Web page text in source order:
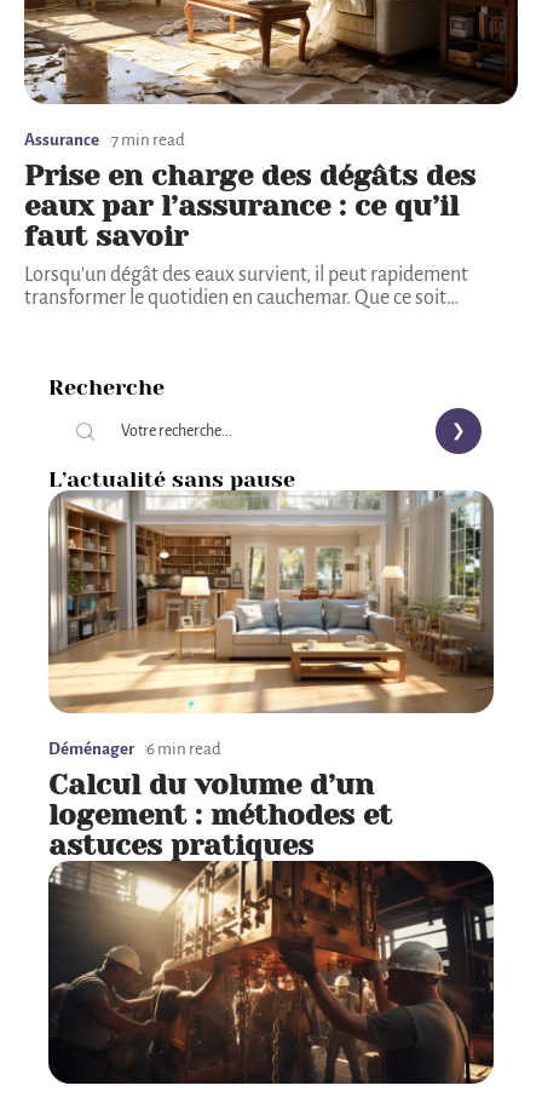
Assurance 7 min read
Prise en charge des dégâts des
eaux par l’assurance : ce qu’il
faut savoir
Lorsqu'un dégât des eaux survient, il peut rapidement
transformer le quotidien en cauchemar. Que ce soit…
Recherche
L’actualité sans pause
Déménager 6 min read
Calcul du volume d’un
logement : méthodes et
astuces pratiques